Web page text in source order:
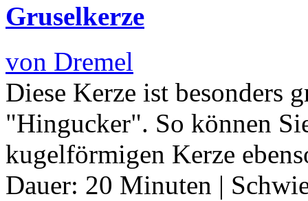
Gruselkerze
von Dremel
Diese Kerze ist besonders
"Hingucker". So können
kugelförmigen Kerze
Dauer: 20 Minuten |